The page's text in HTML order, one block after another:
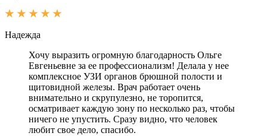
Надежда
Хочу выразить огромную благодарность Ольге
Евгеньевне за ее профессионализм! Делала у нее
комплексное УЗИ органов брюшной полости и
щитовидной железы. Врач работает очень
внимательно и скрупулезно, не торопится,
осматривает каждую зону по несколько раз, чтобы
ничего не упустить. Сразу видно, что человек
любит свое дело, спасибо.